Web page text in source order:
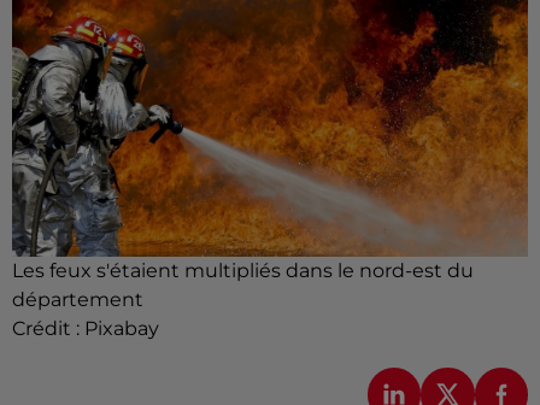
Les feux s'étaient multipliés dans le nord-est du
département
Crédit : Pixabay